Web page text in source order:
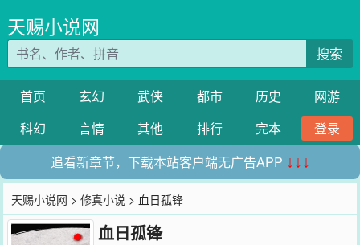
天赐小说网
搜索
首页 玄幻 武侠 都市 历史
网游
科幻
言情 其他 排行 完本
登录
追看新章节，下载本站客户端无广告APP ↓↓↓
天赐小说网 >修真小说 > 血日孤锋
血日孤锋